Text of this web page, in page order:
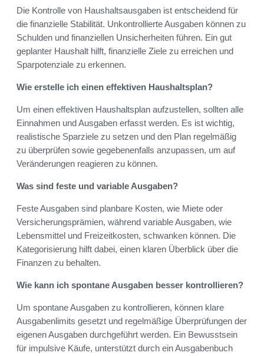
Die Kontrolle von Haushaltsausgaben ist entscheidend für
die finanzielle Stabilität. Unkontrollierte Ausgaben können zu
Schulden und finanziellen Unsicherheiten führen. Ein gut
geplanter Haushalt hilft, finanzielle Ziele zu erreichen und
Sparpotenziale zu erkennen.
Wie erstelle ich einen effektiven Haushaltsplan?
Um einen effektiven Haushaltsplan aufzustellen, sollten alle
Einnahmen und Ausgaben erfasst werden. Es ist wichtig,
realistische Sparziele zu setzen und den Plan regelmäßig
zu überprüfen sowie gegebenenfalls anzupassen, um auf
Veränderungen reagieren zu können.
Was sind feste und variable Ausgaben?
Feste Ausgaben sind planbare Kosten, wie Miete oder
Versicherungsprämien, während variable Ausgaben, wie
Lebensmittel und Freizeitkosten, schwanken können. Die
Kategorisierung hilft dabei, einen klaren Überblick über die
Finanzen zu behalten.
Wie kann ich spontane Ausgaben besser kontrollieren?
Um spontane Ausgaben zu kontrollieren, können klare
Ausgabenlimits gesetzt und regelmäßige Überprüfungen der
eigenen Ausgaben durchgeführt werden. Ein Bewusstsein
für impulsive Käufe, unterstützt durch ein Ausgabenbuch